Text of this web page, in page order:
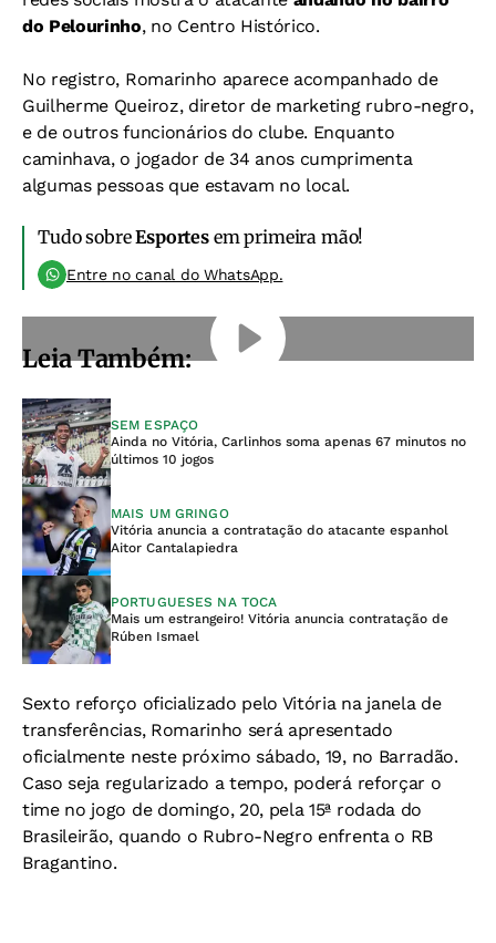
do Pelourinho, no Centro Histórico.
No registro, Romarinho aparece acompanhado de
Guilherme Queiroz, diretor de marketing rubro-negro,
e de outros funcionários do clube. Enquanto
caminhava, o jogador de 34 anos cumprimenta
algumas pessoas que estavam no local.
Tudo sobreEsportesem primeira mão!
Entre no canal do WhatsApp.
Leia Também:
SEM ESPAÇO
Ainda no Vitória, Carlinhos soma apenas 67 minutos no
últimos 10 jogos
MAIS UM GRINGO
Vitória anuncia a contratação do atacante espanhol
Aitor Cantalapiedra
PORTUGUESES NA TOCA
Mais um estrangeiro! Vitória anuncia contratação de
Rúben Ismael
Sexto reforço oficializado pelo Vitória na janela de
transferências, Romarinho será apresentado
oficialmente neste próximo sábado, 19, no Barradão.
Caso seja regularizado a tempo, poderá reforçar o
time no jogo de domingo, 20, pela 15ª rodada do
Brasileirão, quando o Rubro-Negro enfrenta o RB
Bragantino.